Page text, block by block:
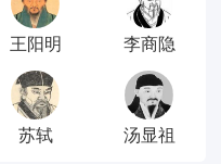
王阳明 李商隐
苏轼 汤显祖